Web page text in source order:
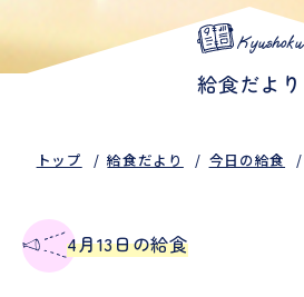
Kyushoku
給食だより
トップ 給食だより 今日の給食
4月13日の給食